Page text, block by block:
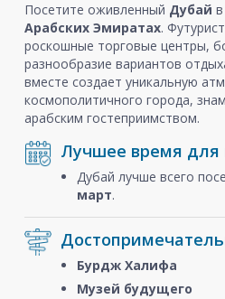
Посетите оживленный Дубай в
Арабских Эмиратах.
роскошные торговые центры,
разнообразие вариантов
вместе создает уникальную
космополитичного города,
арабским гостеприимством.
Лучшее время для
Дубай лучше всего
март.
Бурдж Халифа
Музей будущего